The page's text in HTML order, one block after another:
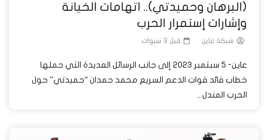
(البرهان وحميدتي).. اتهامات الخيانة
وإشارات إستمرار الحرب
شبكة عاين قبل 3 سنوات
عاين- 5 سبتمبر 2023 إلى جانب الرسائل العديدة التي حملها
خطاب قائد قوات الدعم السريع محمد حمدان “حميدتي” حول
الحرب المندل...